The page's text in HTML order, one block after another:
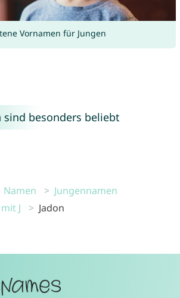
Vornamen für Jungen
sind besonders beliebt
Namen
Jungennamen
J
Jadon